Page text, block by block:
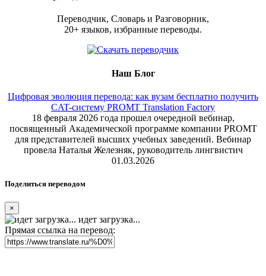
Переводчик, Словарь и Разговорник,
20+ языков, избранные переводы.
Наш Блог
Цифровая эволюция перевода: как вузам бесплатно получить
CAT-систему PROMT Translation Factory
18 февраля 2026 года прошел очередной вебинар,
посвященный Академической программе компании PROMT
для представителей высших учебных заведений. Вебинар
провела Наталья Железняк, руководитель лингвистич
01.03.2026
Поделиться переводом
×
идет загрузка...
Прямая ссылка на перевод: